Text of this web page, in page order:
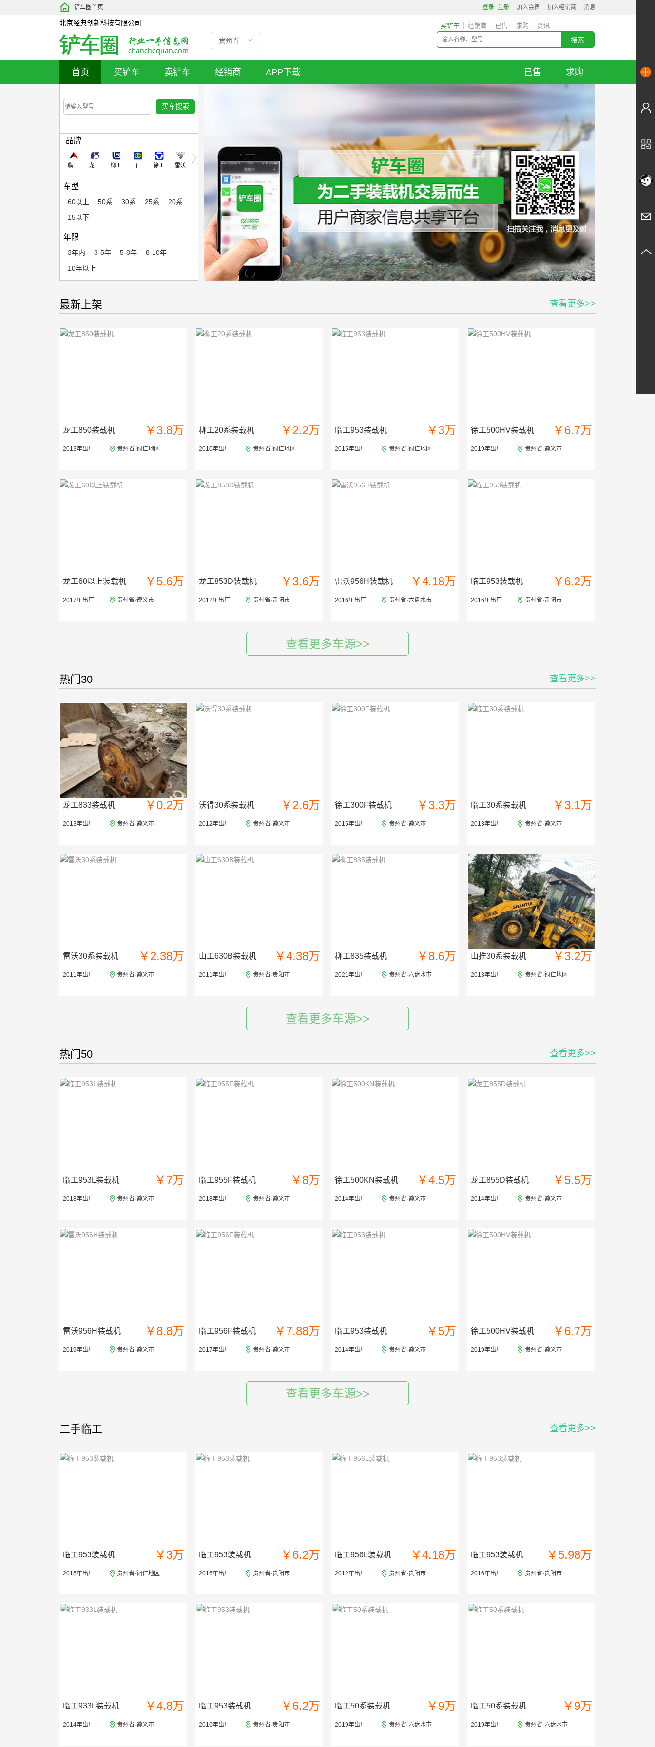
铲车圈首页 登录 注册 加入会员 加入经销商 消息
北京经典创新科技有限公司
贵州省
买铲车 经销商 已售 求购 资讯
首页 买铲车 卖铲车 经销商 APP下载 求购
已售
品牌
临工 龙工 柳工 山工 徐工 雷沃
车型
60以上 50系 30系 25系
20系
15以下
年限
3年内 3-5年 5-8年
8-10年
10年以上
查看更多>>
最新上架
龙工850装载机 ￥3.8万
2013年出厂 贵州省·铜仁地区
柳工20系装载机 ￥2.2万
2010年出厂 贵州省·铜仁地区
临工953装载机 ￥3万
2015年出厂 贵州省·铜仁地区
徐工500HV装载机 ￥6.7万
2019年出厂 贵州省·遵义市
龙工60以上装载机 ￥5.6万
2017年出厂 贵州省·遵义市
龙工853D装载机 ￥3.6万
2012年出厂 贵州省·贵阳市
雷沃956H装载机 ￥4.18万
2016年出厂 贵州省·六盘水市
临工953装载机 ￥6.2万
2016年出厂 贵州省·贵阳市
查看更多车源>>
查看更多>>
热门30
龙工833装载机 ￥0.2万
2013年出厂 贵州省·遵义市
沃得30系装载机 ￥2.6万
2012年出厂 贵州省·遵义市
徐工300F装载机 ￥3.3万
2015年出厂 贵州省·遵义市
临工30系装载机 ￥3.1万
2013年出厂 贵州省·遵义市
雷沃30系装载机 ￥2.38万
2011年出厂 贵州省·遵义市
山工630B装载机 ￥4.38万
2011年出厂 贵州省·贵阳市
柳工835装载机 ￥8.6万
2021年出厂 贵州省·六盘水市
山推30系装载机 ￥3.2万
2013年出厂 贵州省·铜仁地区
查看更多车源>>
查看更多>>
热门50
临工953L装载机 ￥7万
2018年出厂 贵州省·遵义市
临工955F装载机 ￥8万
2018年出厂 贵州省·遵义市
徐工500KN装载机 ￥4.5万
2014年出厂 贵州省·遵义市
龙工855D装载机 ￥5.5万
2014年出厂 贵州省·遵义市
雷沃956H装载机 ￥8.8万
2019年出厂 贵州省·遵义市
临工956F装载机 ￥7.88万
2017年出厂 贵州省·遵义市
临工953装载机 ￥5万
2014年出厂 贵州省·遵义市
徐工500HV装载机 ￥6.7万
2019年出厂 贵州省·遵义市
查看更多车源>>
查看更多>>
二手临工
临工953装载机 ￥3万
2015年出厂 贵州省·铜仁地区
临工953装载机 ￥6.2万
2016年出厂 贵州省·贵阳市
临工956L装载机 ￥4.18万
2012年出厂 贵州省·贵阳市
临工953装载机 ￥5.98万
2016年出厂 贵州省·贵阳市
临工933L装载机 ￥4.8万
2014年出厂 贵州省·遵义市
临工953装载机 ￥6.2万
2016年出厂 贵州省·贵阳市
临工50系装载机 ￥9万
2019年出厂 贵州省·六盘水市
临工50系装载机 ￥9万
2019年出厂 贵州省·六盘水市